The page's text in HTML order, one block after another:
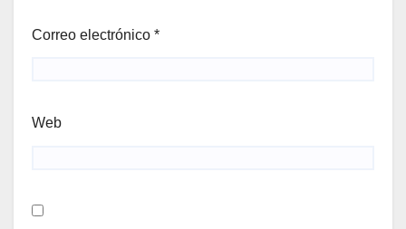
Correo electrónico *
Web